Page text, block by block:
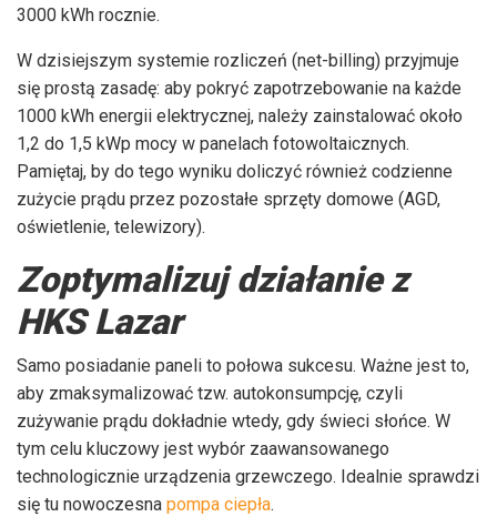
3000 kWh rocznie.
W dzisiejszym systemie rozliczeń (net-billing) przyjmuje
się prostą zasadę: aby pokryć zapotrzebowanie na każde
1000 kWh energii elektrycznej, należy zainstalować około
1,2 do 1,5 kWp mocy w panelach fotowoltaicznych.
Pamiętaj, by do tego wyniku doliczyć również codzienne
zużycie prądu przez pozostałe sprzęty domowe (AGD,
oświetlenie, telewizory).
Zoptymalizuj działanie z
HKS Lazar
Samo posiadanie paneli to połowa sukcesu. Ważne jest to,
aby zmaksymalizować tzw. autokonsumpcję, czyli
zużywanie prądu dokładnie wtedy, gdy świeci słońce. W
tym celu kluczowy jest wybór zaawansowanego
technologicznie urządzenia grzewczego. Idealnie sprawdzi
się tu nowoczesna pompa ciepła.